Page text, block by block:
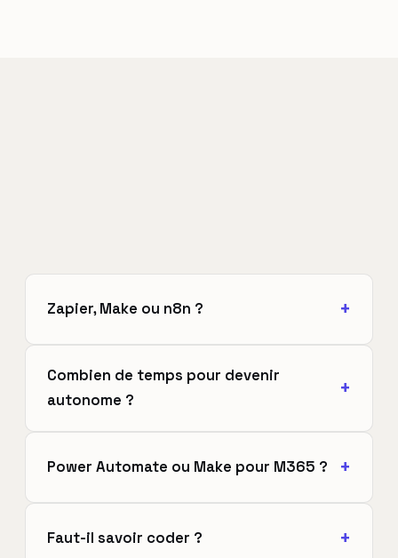
Zapier, Make ou n8n ?
Combien de temps pour devenir
autonome ?
Power Automate ou Make pour M365 ?
Faut-il savoir coder ?